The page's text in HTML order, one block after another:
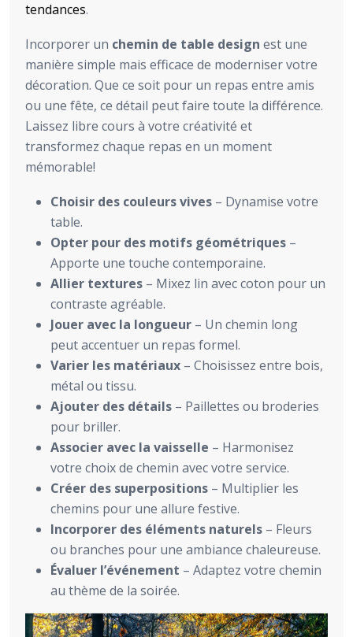
tendances.
Incorporer un chemin de table design est une
manière simple mais efficace de moderniser votre
décoration. Que ce soit pour un repas entre amis
ou une fête, ce détail peut faire toute la différence.
Laissez libre cours à votre créativité et
transformez chaque repas en un moment
mémorable!
Choisir des couleurs vives – Dynamise votre
table.
Opter pour des motifs géométriques –
Apporte une touche contemporaine.
Allier textures – Mixez lin avec coton pour un
contraste agréable.
Jouer avec la longueur – Un chemin long
peut accentuer un repas formel.
Varier les matériaux – Choisissez entre bois,
métal ou tissu.
Ajouter des détails – Paillettes ou broderies
pour briller.
Associer avec la vaisselle – Harmonisez
votre choix de chemin avec votre service.
Créer des superpositions – Multiplier les
chemins pour une allure festive.
Incorporer des éléments naturels – Fleurs
ou branches pour une ambiance chaleureuse.
Évaluer l’événement – Adaptez votre chemin
au thème de la soirée.